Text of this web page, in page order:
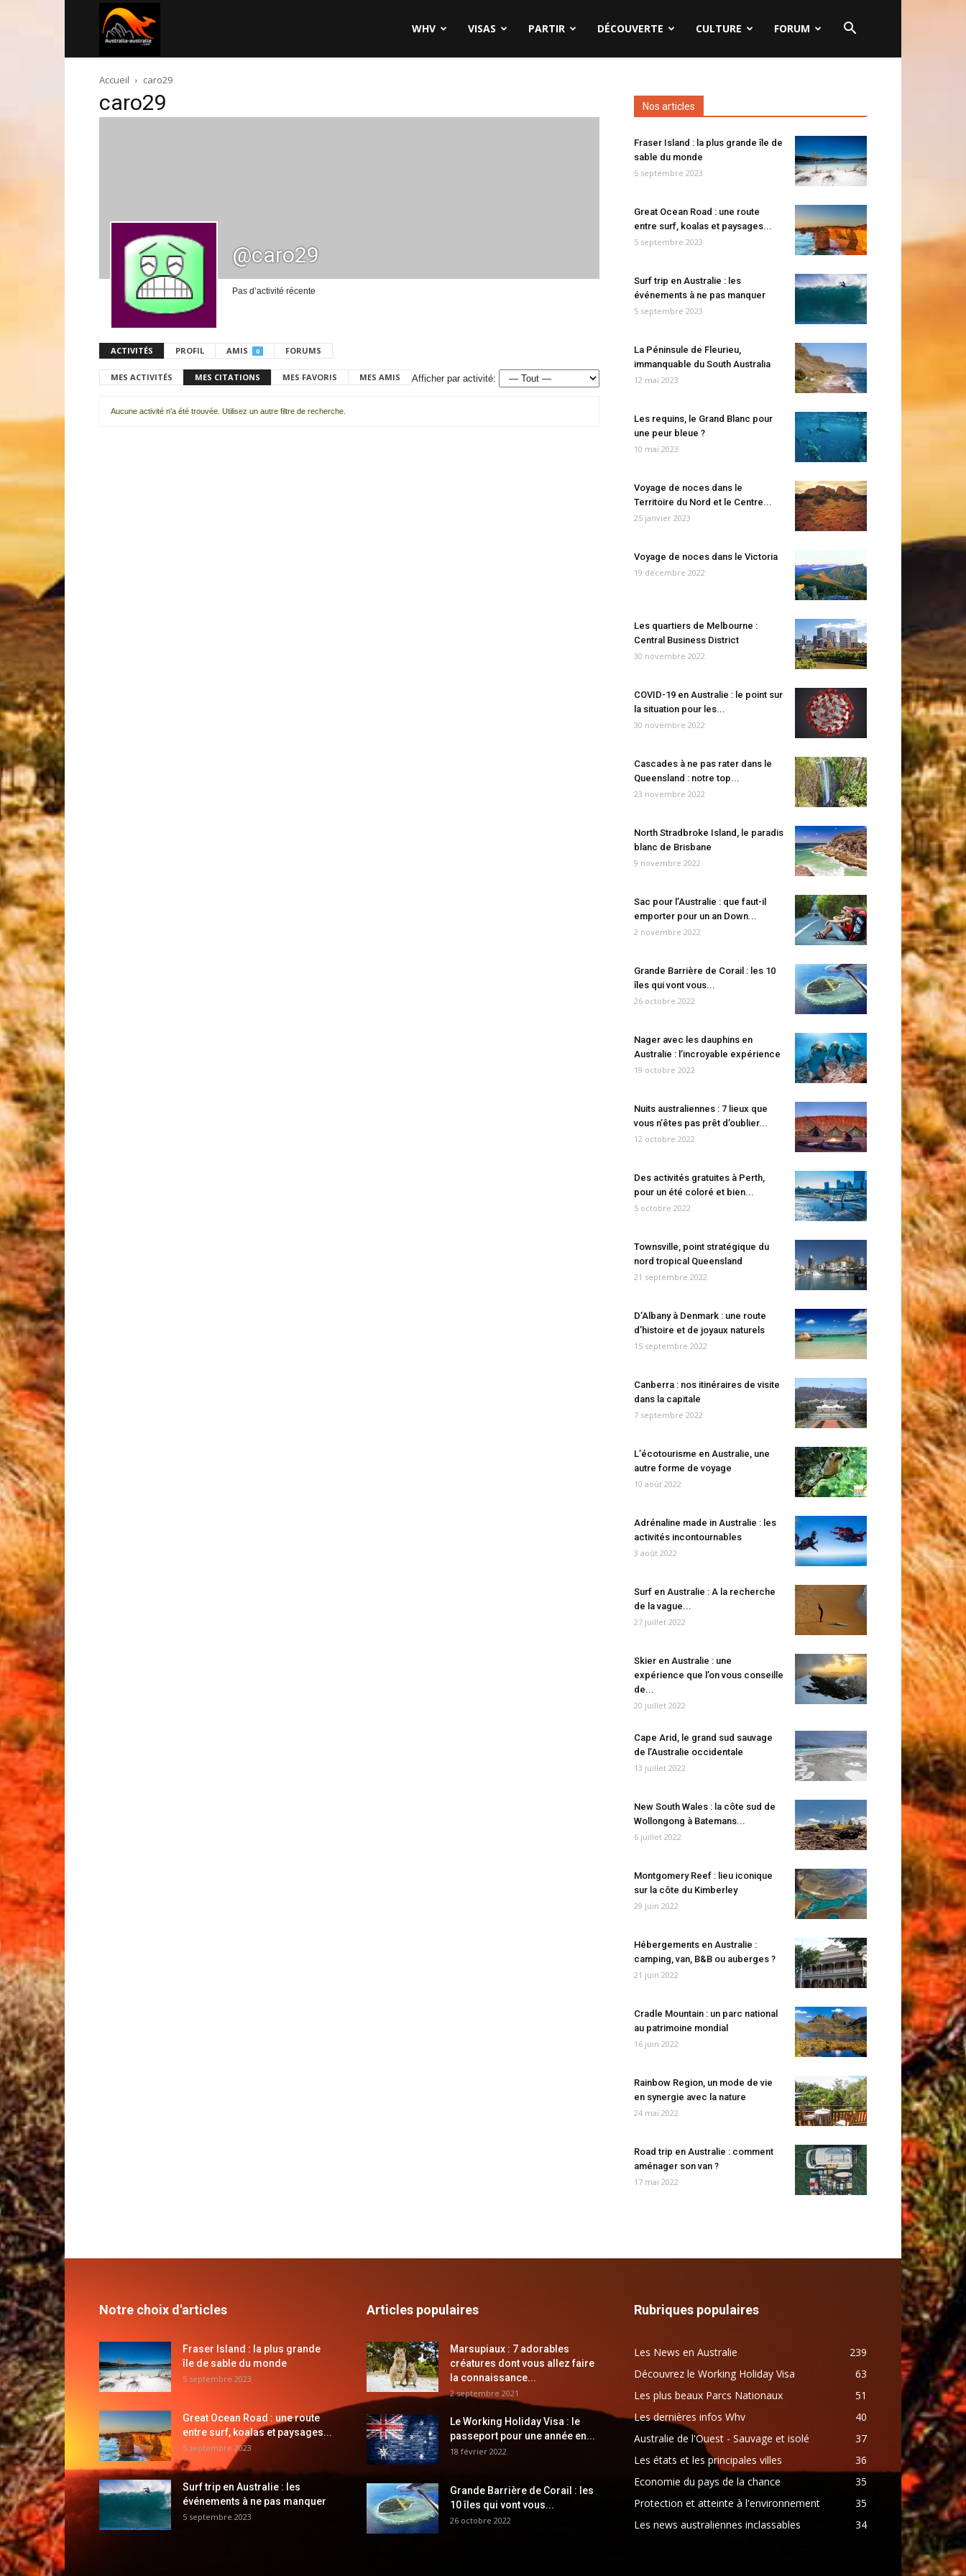
australie.com
WHV VISAS PARTIR DÉCOUVERTE CULTURE FORUM
Accueil caro29
caro29
@caro29
Pas d’activité récente
ACTIVITÉS PROFIL AMIS 0 FORUMS
MES ACTIVITÉS MES CITATIONS MES FAVORIS MES AMIS Afficher par activité:
Aucune activité n'a été trouvée. Utilisez un autre filtre de recherche.
Nos articles
Fraser Island : la plus grande île de
sable du monde
5 septembre 2023
Great Ocean Road : une route
entre surf, koalas et paysages...
5 septembre 2023
Surf trip en Australie : les
événements à ne pas manquer
5 septembre 2023
La Péninsule de Fleurieu,
immanquable du South Australia
12 mai 2023
Les requins, le Grand Blanc pour
une peur bleue ?
10 mai 2023
Voyage de noces dans le
Territoire du Nord et le Centre...
25 janvier 2023
Voyage de noces dans le Victoria
19 décembre 2022
Les quartiers de Melbourne :
Central Business District
30 novembre 2022
COVID-19 en Australie : le point sur
la situation pour les...
30 novembre 2022
Cascades à ne pas rater dans le
Queensland : notre top...
23 novembre 2022
North Stradbroke Island, le paradis
blanc de Brisbane
9 novembre 2022
Sac pour l’Australie : que faut-il
emporter pour un an Down...
2 novembre 2022
Grande Barrière de Corail : les 10
îles qui vont vous...
26 octobre 2022
Nager avec les dauphins en
Australie : l’incroyable expérience
19 octobre 2022
Nuits australiennes : 7 lieux que
vous n’êtes pas prêt d’oublier...
12 octobre 2022
Des activités gratuites à Perth,
pour un été coloré et bien...
5 octobre 2022
Townsville, point stratégique du
nord tropical Queensland
21 septembre 2022
D’Albany à Denmark : une route
d’histoire et de joyaux naturels
15 septembre 2022
Canberra : nos itinéraires de visite
dans la capitale
7 septembre 2022
L’écotourisme en Australie, une
autre forme de voyage
10 août 2022
Adrénaline made in Australie : les
activités incontournables
3 août 2022
Surf en Australie : A la recherche
de la vague...
27 juillet 2022
Skier en Australie : une
expérience que l’on vous conseille
de...
20 juillet 2022
Cape Arid, le grand sud sauvage
de l’Australie occidentale
13 juillet 2022
New South Wales : la côte sud de
Wollongong à Batemans...
6 juillet 2022
Montgomery Reef : lieu iconique
sur la côte du Kimberley
29 juin 2022
Hébergements en Australie :
camping, van, B&B ou auberges ?
21 juin 2022
Cradle Mountain : un parc national
au patrimoine mondial
16 juin 2022
Rainbow Region, un mode de vie
en synergie avec la nature
24 mai 2022
Road trip en Australie : comment
aménager son van ?
17 mai 2022
Notre choix d'articles
Fraser Island : la plus grande
île de sable du monde
5 septembre 2023
Great Ocean Road : une route
entre surf, koalas et paysages...
5 septembre 2023
Surf trip en Australie : les
événements à ne pas manquer
5 septembre 2023
Articles populaires
Marsupiaux : 7 adorables
créatures dont vous allez faire
la connaissance...
2 septembre 2021
Le Working Holiday Visa : le
passeport pour une année en...
18 février 2022
Grande Barrière de Corail : les
10 îles qui vont vous...
26 octobre 2022
Rubriques populaires
Les News en Australie
239
Découvrez le Working Holiday Visa
63
Les plus beaux Parcs Nationaux
51
Les dernières infos Whv
40
Australie de l'Ouest - Sauvage et isolé
37
Les états et les principales villes
36
Economie du pays de la chance
35
Protection et atteinte à l'environnement
35
Les news australiennes inclassables
34